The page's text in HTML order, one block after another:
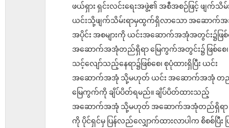
ဖယ်ရှား ရှင်းလင်းရေးအဖွဲ့၏ အစီအစဉ်ဖြင့် ဖျက်သိမ်
ယင်းသို့ဖျက်သိမ်းရာမှထွက်ရှိလာသော အဆောက်
အပိုင်း အစများကို ယင်းအဆောက်အအုံအတွင်း၌ဖြစ်
အဆောက်အအုံတည်ရှိရာ မြေကွက်အတွင်း၌ ဖြစ်စေ၊
သင့်လျော်သည့်နေရာ၌ဖြစ်စေ၊ စုပုံထားရှိပြီး ယင်း
အဆောက်အအုံ သို့မဟုတ် ယင်း အဆောက်အအုံ တ
မြေကွက်ကို ချိပ်ပိတ်ရမည်။ ချိပ်ပိတ်ထားသည့်
အဆောက်အအုံ သို့မဟုတ် အဆောက်အအုံတည်ရှိရာ
ကို ပိုင်ရှင်မှ ပြန်လည်လျှောက်ထားလာပါက စိစစ်ပြီး